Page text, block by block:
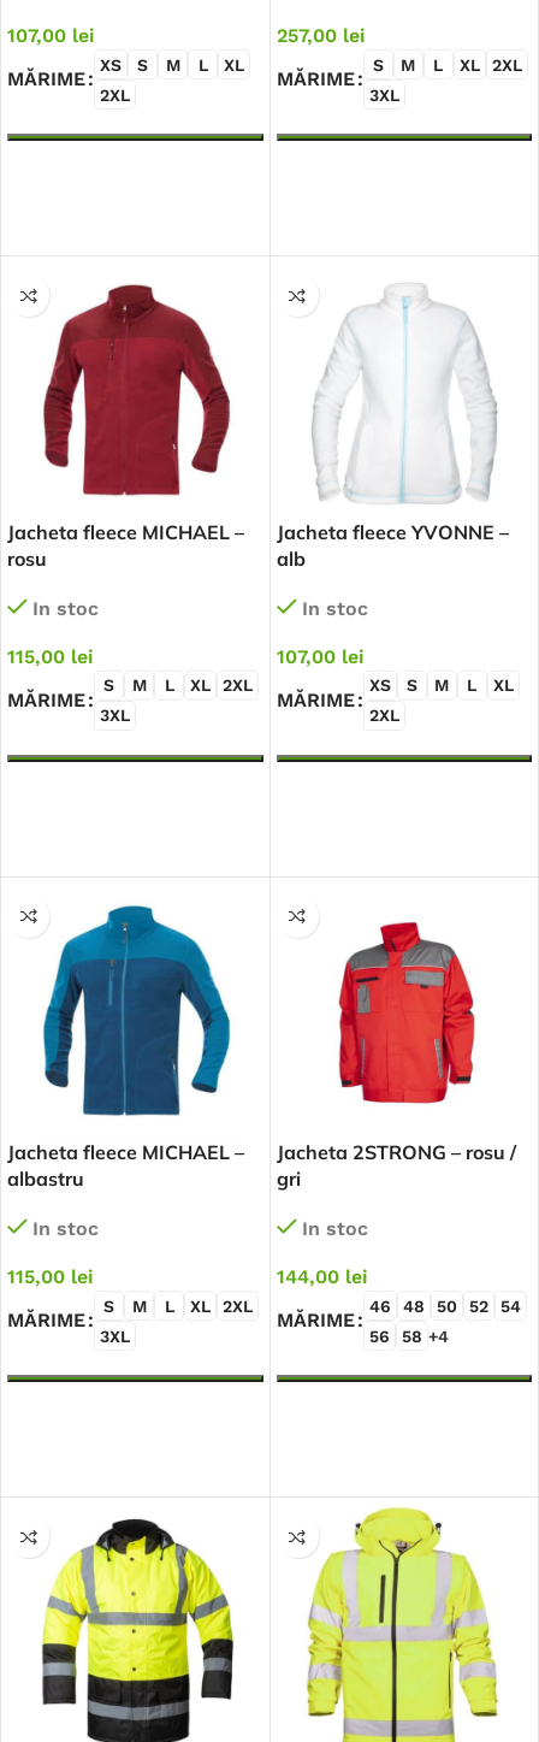
107,00 lei
MĂRIME
XS S M L
XL
2XL
257,00 lei
MĂRIME
S M L XL
2XL
3XL
Jacheta fleece MICHAEL –
rosu
In stoc
115,00 lei
MĂRIME
S M L XL
2XL
3XL
Jacheta fleece YVONNE –
alb
In stoc
107,00 lei
MĂRIME
XS S M L
XL
2XL
Jacheta fleece MICHAEL –
albastru
In stoc
115,00 lei
MĂRIME
S M L XL
2XL
3XL
Jacheta 2STRONG – rosu /
gri
In stoc
144,00 lei
MĂRIME
46 48 50 52
54
56
58 +4